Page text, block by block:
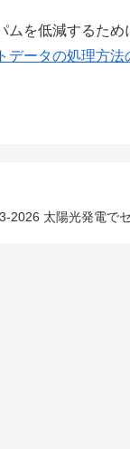
ムを低減するため
データの処理方
2026 太陽光発電で